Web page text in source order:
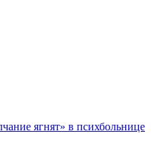
ягнят» в психбольнице